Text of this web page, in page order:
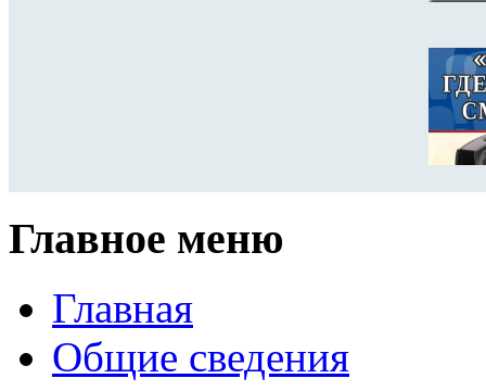
Главное меню
Главная
Общие сведения